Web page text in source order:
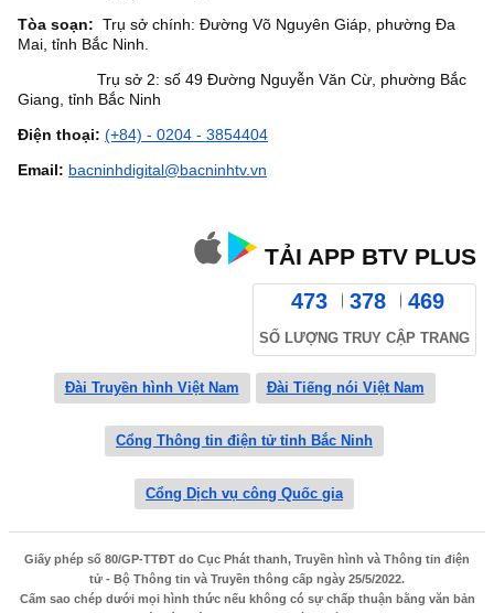
Tòa soạn: Trụ sở chính: Đường Võ Nguyên Giáp, phường Đa
Mai, tỉnh Bắc Ninh.
Trụ sở 2: số 49 Đường Nguyễn Văn Cừ, phường Bắc
Giang, tỉnh Bắc Ninh
Điện thoại: (+84) - 0204 - 3854404
Email: bacninhdigital@bacninhtv.vn
TẢI APP BTV PLUS
473 378 469
SỐ LƯỢNG TRUY CẬP TRANG
Đài Truyền hình Việt Nam Đài Tiếng nói Việt Nam
Cổng Thông tin điện tử tỉnh Bắc Ninh
Cổng Dịch vụ công Quốc gia
Giấy phép số 80/GP-TTĐT do Cục Phát thanh, Truyền hình và Thông tin điện
tử - Bộ Thông tin và Truyền thông cấp ngày 25/5/2022.
Cấm sao chép dưới mọi hình thức nếu không có sự chấp thuận bằng văn bản